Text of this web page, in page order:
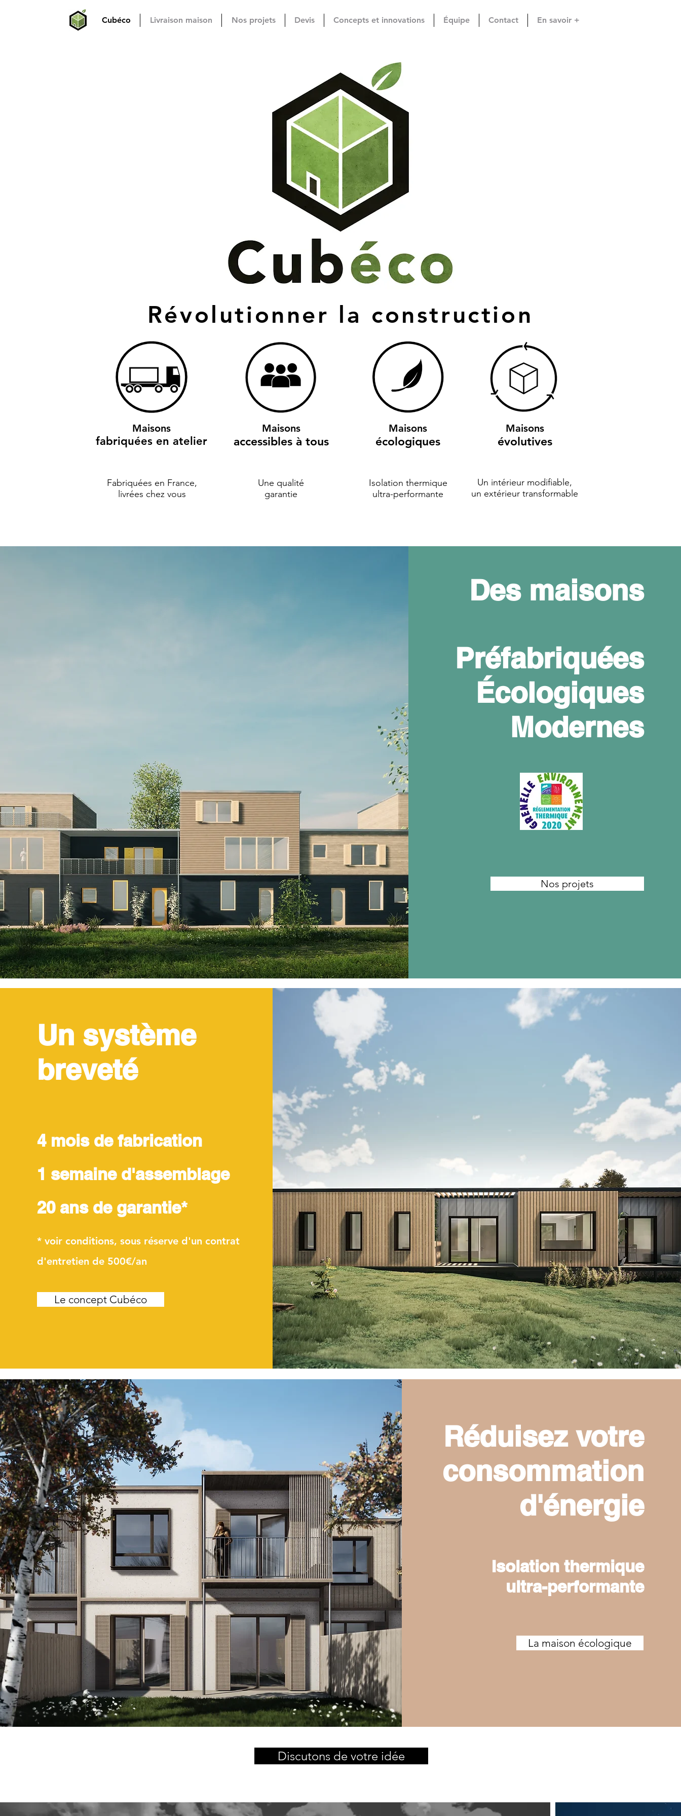
Cubéco Livraison maison Nos projets Devis Concepts et innovations Équipe Contact En savoir +
Révolutionner la construction
Maisons
fabriquées en atelier
Maisons
accessibles à tous
Fabriquées en France,
livrées chez vous
Une qualité
garantie
Maisons
écologiques
Isolation thermique
ultra-performante
Maisons
évolutives
Un intérieur modifiable,
un extérieur transformable
Des maisons
Préfabriquées
Écologiques
Modernes
Nos projets
Un système
breveté
4 mois de fabrication
1 semaine d'assemblage
20 ans de garantie*
* voir conditions, sous réserve d'un contrat
d'entretien de 500€/an
Le concept Cubéco
Réduisez votre
consommation
d'énergie
Isolation thermique
ultra-performante
La maison écologique
Discutons de votre idée